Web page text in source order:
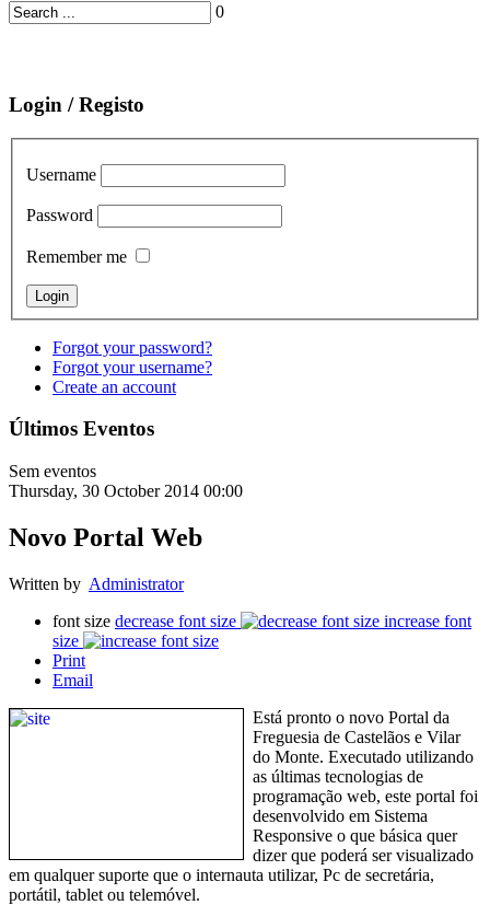
0
Login / Registo
Username
Password
Remember me
Forgot your password?
Forgot your username?
Create an account
Últimos Eventos
Sem eventos
Thursday, 30 October 2014 00:00
Novo Portal Web
Written by Administrator
font size decrease font size
increase font
size
Print
Email
Está pronto o novo Portal da
Freguesia de Castelãos e Vilar
do Monte. Executado utilizando
as últimas tecnologias de
programação web, este portal foi
desenvolvido em Sistema
Responsive o que básica quer
dizer que poderá ser visualizado
em qualquer suporte que o internauta utilizar, Pc de secretária,
portátil, tablet ou telemóvel.